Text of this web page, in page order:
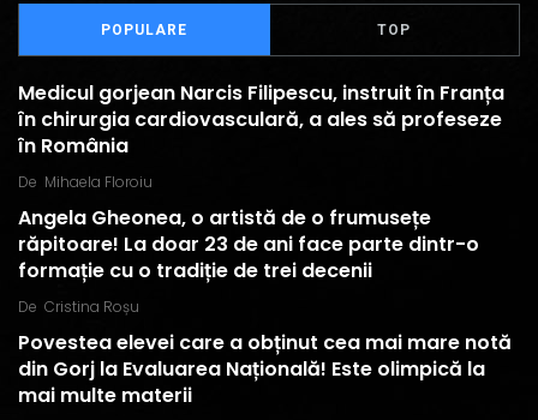
POPULARE TOP
Medicul gorjean Narcis Filipescu, instruit în Franța
în chirurgia cardiovasculară, a ales să profeseze
în România
De Mihaela Floroiu
Angela Gheonea, o artistă de o frumusețe
răpitoare! La doar 23 de ani face parte dintr-o
formație cu o tradiție de trei decenii
De Cristina Roșu
Povestea elevei care a obținut cea mai mare notă
din Gorj la Evaluarea Națională! Este olimpică la
mai multe materii